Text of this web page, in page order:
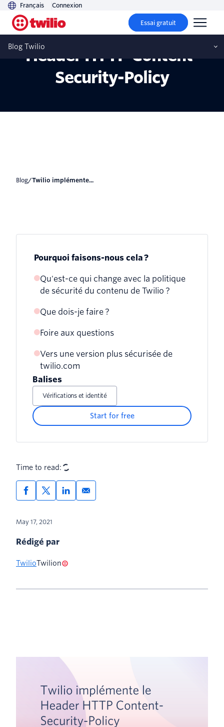
Français Connexion
Essai gratuit
Blog Twilio
Twilio implémente le
Header HTTP Content-
Security-Policy
blog/ Twilio implémente...
Pourquoi faisons-nous cela ?
Qu'est-ce qui change avec la politique
de sécurité du contenu de Twilio ?
Que dois-je faire ?
Foire aux questions
Qu'est-ce qu'un cadre Web ?
Qu'est-ce que la Content-Security-
Policy ?
Vers une version plus sécurisée de
twilio.com
Balises
Vérifications et identité
Start for free
Time to read:
May 17, 2021
Rédigé par
TwilioTwilion